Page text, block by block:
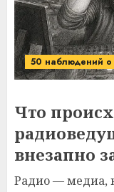
50 наблюдений
Что
внезапно
Радио — медиа,